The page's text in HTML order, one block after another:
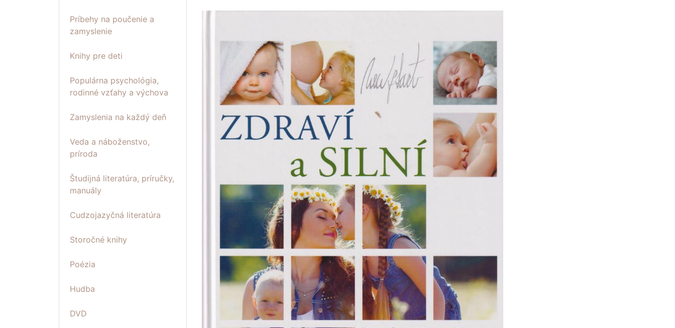
Príbehy na poučenie a
zamyslenie
Knihy pre deti
Populárna psychológia,
rodinné vzťahy a výchova
Zamyslenia na každý deň
Veda a náboženstvo,
príroda
Študijná literatúra, príručky,
manuály
Cudzojazyčná literatúra
Storočné knihy
Poézia
Hudba
DVD